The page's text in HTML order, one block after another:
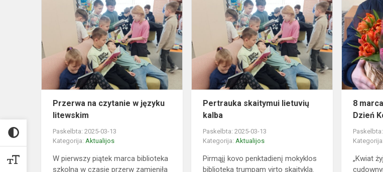
Przerwa
na
czytanie
w
języku
litewskim
Przerwa na czytanie w języku
litewskim
Paskelbta: 2025-03-13
Kategorija: Aktualijos
W pierwszy piątek marca biblioteka
szkolna w czasie przerw zamieniła
Pertrauka
skaitymui
lietuvių
kalba
Pertrauka skaitymui lietuvių
kalba
Paskelbta: 2025-03-13
Kategorija:Aktualijos
Pirmąjį kovo penktadienį mokyklos
biblioteka trumpam virto skaitykla.
8
Dzień
„Kwiat